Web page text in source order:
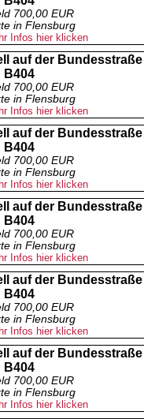
700,00 EUR
in Flensburg
Infos hier klicken
auf der Bundesstraße
B404
700,00 EUR
in Flensburg
Infos hier klicken
auf der Bundesstraße
B404
700,00 EUR
in Flensburg
Infos hier klicken
auf der Bundesstraße
B404
700,00 EUR
in Flensburg
Infos hier klicken
auf der Bundesstraße
B404
700,00 EUR
in Flensburg
Infos hier klicken
auf der Bundesstraße
B404
700,00 EUR
in Flensburg
Infos hier klicken